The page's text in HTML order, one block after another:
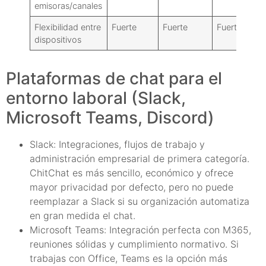
emisoras/canales
Flexibilidad entre
dispositivos
Fuerte Fuerte Fuerte
Plataformas de chat para el
entorno laboral (Slack,
Microsoft Teams, Discord)
Slack: Integraciones, flujos de trabajo y
administración empresarial de primera categoría.
ChitChat es más sencillo, económico y ofrece
mayor privacidad por defecto, pero no puede
reemplazar a Slack si su organización automatiza
en gran medida el chat.
Microsoft Teams: Integración perfecta con M365,
reuniones sólidas y cumplimiento normativo. Si
trabajas con Office, Teams es la opción más